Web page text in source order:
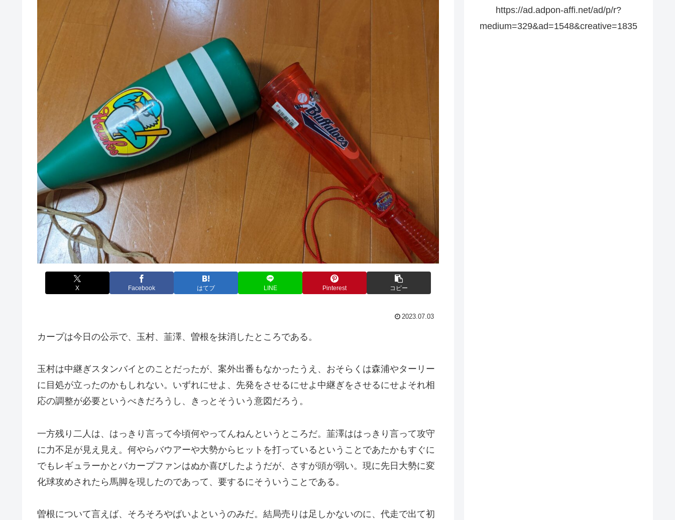
X Facebook はてブ LINE Pinterest コピー
2023.07.03
カープは今日の公示で、玉村、韮澤、曽根を抹消したところである。
玉村は中継ぎスタンバイとのことだったが、案外出番もなかったうえ、おそらくは森浦やターリー
に目処が立ったのかもしれない。いずれにせよ、先発をさせるにせよ中継ぎをさせるにせよそれ相
応の調整が必要というべきだろうし、きっとそういう意図だろう。
一方残り二人は、はっきり言って今頃何やってんねんというところだ。韮澤ははっきり言って攻守
に力不足が見え見え。何やらバウアーや大勢からヒットを打っているということであたかもすぐに
でもレギュラーかとバカープファンはぬか喜びしたようだが、さすが頭が弱い。現に先日大勢に変
化球攻めされたら馬脚を現したのであって、要するにそういうことである。
曽根について言えば、そろそろやばいよというのみだ。結局売りは足しかないのに、代走で出て初
https://ad.adpon-affi.net/ad/p/r?
medium=329&ad=1548&creative=1835